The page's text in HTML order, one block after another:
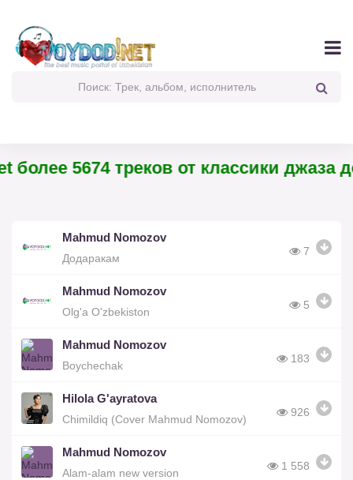
5674 треков от классики джаза
Mahmud Nomozov
Додаракам
7
Mahmud Nomozov
Olg'a O'zbekiston
5
Mahmud Nomozov
Boychechak
183
Hilola G'ayratova
Chimildiq (Cover Mahmud Nomozov)
926
Mahmud Nomozov
Alam-alam new version
1 558